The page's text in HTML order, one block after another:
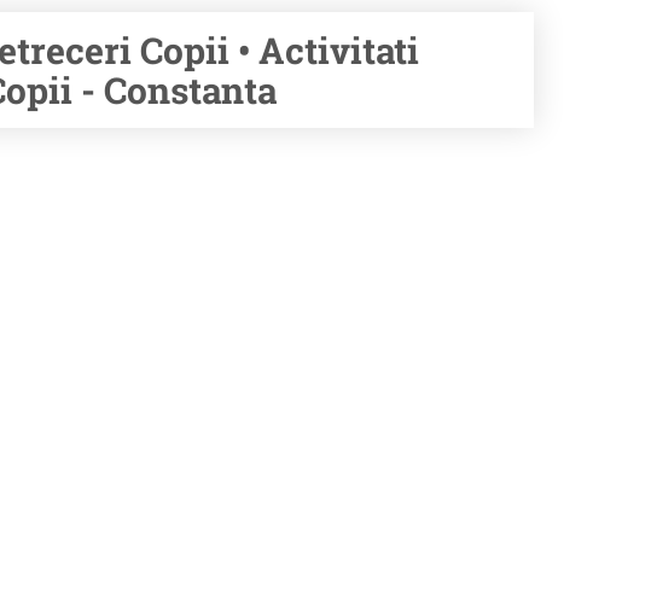
Copii • Activitati
- Constanta